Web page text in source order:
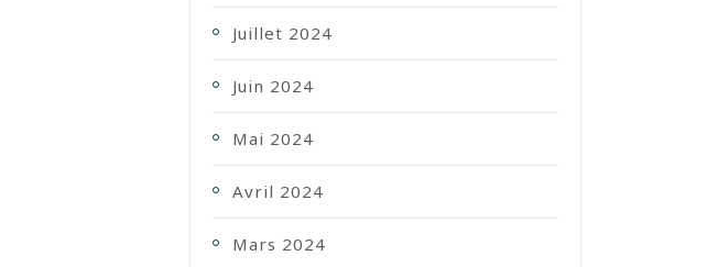
Juillet 2024
Juin 2024
Mai 2024
Avril 2024
Mars 2024